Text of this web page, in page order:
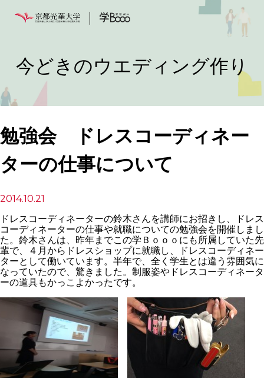
今どきのウエディング作り
勉強会 ドレスコーディネー
ターの仕事について
2014.10.21
ドレスコーディネーターの鈴木さんを講師にお招きし、ドレス
コーディネーターの仕事や就職についての勉強会を開催しまし
た。鈴木さんは、昨年までこの学Ｂｏｏｏにも所属していた先
輩で、４月からドレスショップに就職し、ドレスコーディネー
ターとして働いています。半年で、全く学生とは違う雰囲気に
なっていたので、驚きました。制服姿やドレスコーディネータ
ーの道具もかっこよかったです。